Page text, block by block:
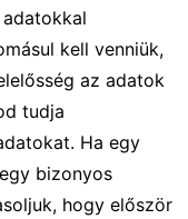
kell venniük,
az adatok
tudja
Ha egy
bizonyos
hogy először